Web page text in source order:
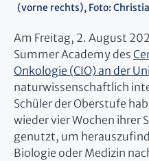
(vorne rechts), Foto:
Am Freitag, 2. August
Summer Academy des
Onkologie (CIO) an der
naturwissenschaftlich
Schüler der Oberstufe
wieder vier Wochen ihrer
genutzt, um
Biologie oder Medizin